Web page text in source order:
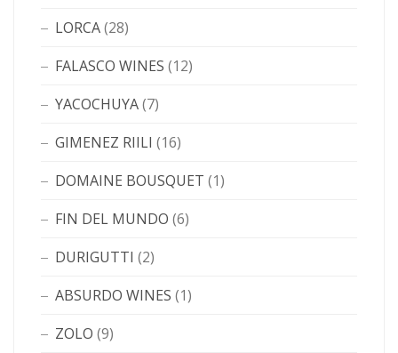
LORCA(28)
FALASCO WINES (12)
YACOCHUYA(7)
GIMENEZ RIILI (16)
DOMAINE BOUSQUET (1)
FIN DEL MUNDO (6)
DURIGUTTI (2)
ABSURDO WINES (1)
ZOLO (9)